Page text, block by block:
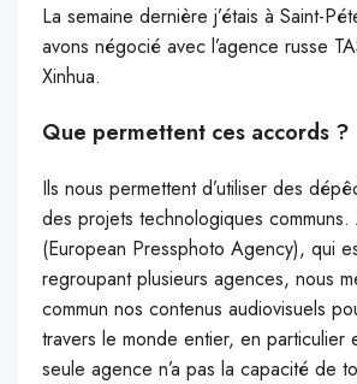
La semaine dernière j’étais à Saint-
avons négocié avec l’agence russe
Xinhua.
Que permettent ces accords ?
Ils nous permettent d’utiliser des
des projets technologiques communs.
(European Pressphoto Agency), qui
regroupant plusieurs agences, nous
commun nos contenus audiovisuels
travers le monde entier, en particulier
seule agence n’a pas la capacité de